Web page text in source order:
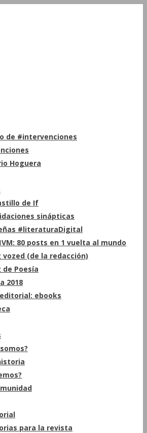
de #intervenciones
Hoguera
de If
sinápticas
#literaturaDigital
80 posts en 1 vuelta al mundo
vozed (de la redacción)
de Poesía
2018
ebooks
para la revista